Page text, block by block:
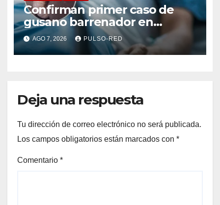
Confirman primer caso de
gusano barrenador en
humano en Tlaxcala
AGO 7, 2026 PULSO-RED
Deja una respuesta
Tu dirección de correo electrónico no será publicada.
Los campos obligatorios están marcados con *
Comentario *